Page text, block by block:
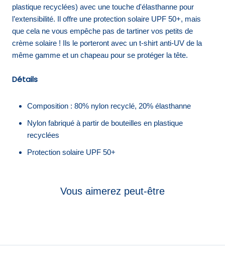
plastique recyclées) avec une touche d'élasthanne pour
l’extensibilité. Il offre une protection solaire UPF 50+, mais
que cela ne vous empêche pas de tartiner vos petits de
crème solaire ! Ils le porteront avec un t-shirt anti-UV de la
même gamme et un chapeau pour se protéger la tête.
Détails
Composition : 80% nylon recyclé, 20% élasthanne
Nylon fabriqué à partir de bouteilles en plastique
recyclées
Protection solaire UPF 50+
Vous aimerez peut-être